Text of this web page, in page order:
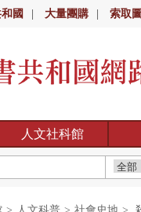
國 大量團購 索取
人文社科館